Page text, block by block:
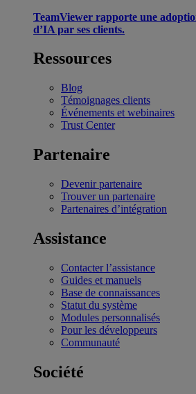
TeamViewer rapporte une
d’IA par ses clients.
Ressources
Blog
Témoignages clients
Événements et webinaires
Trust Center
Partenaire
Devenir partenaire
Trouver un partenaire
Partenaires d’intégration
Assistance
Contacter l’assistance
Guides et manuels
Base de connaissances
Statut du système
Modules personnalisés
Pour les développeurs
Communauté
Société